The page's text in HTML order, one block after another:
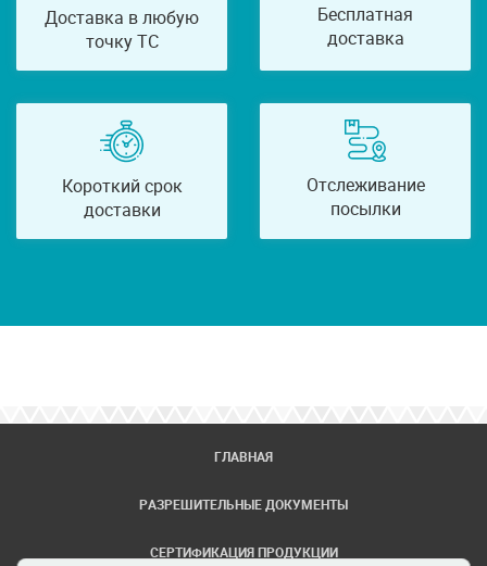
Доставка в любую
точку ТС
Бесплатная
доставка
Короткий срок
доставки
Отслеживание
посылки
ГЛАВНАЯ
РАЗРЕШИТЕЛЬНЫЕ ДОКУМЕНТЫ
СЕРТИФИКАЦИЯ ПРОДУКЦИИ